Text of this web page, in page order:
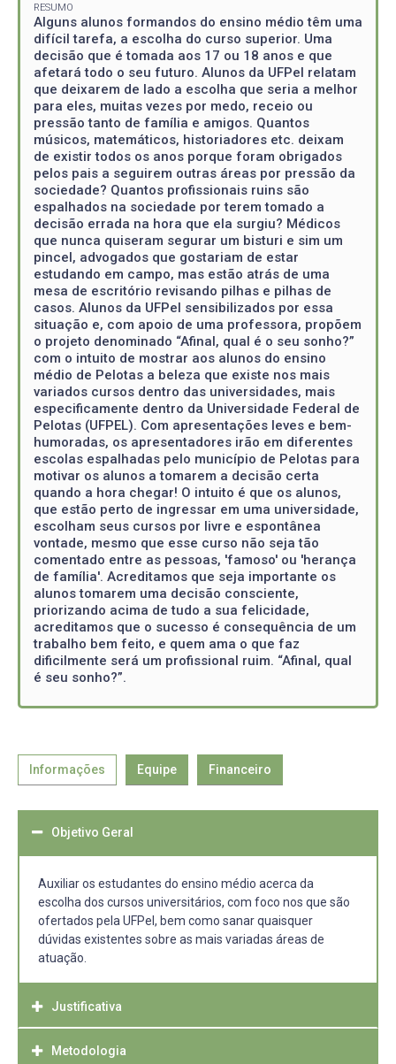
RESUMO
Alguns alunos formandos do ensino médio têm uma
difícil tarefa, a escolha do curso superior. Uma
decisão que é tomada aos 17 ou 18 anos e que
afetará todo o seu futuro. Alunos da UFPel relatam
que deixarem de lado a escolha que seria a melhor
para eles, muitas vezes por medo, receio ou
pressão tanto de família e amigos. Quantos
músicos, matemáticos, historiadores etc. deixam
de existir todos os anos porque foram obrigados
pelos pais a seguirem outras áreas por pressão da
sociedade? Quantos profissionais ruins são
espalhados na sociedade por terem tomado a
decisão errada na hora que ela surgiu? Médicos
que nunca quiseram segurar um bisturi e sim um
pincel, advogados que gostariam de estar
estudando em campo, mas estão atrás de uma
mesa de escritório revisando pilhas e pilhas de
casos. Alunos da UFPel sensibilizados por essa
situação e, com apoio de uma professora, propõem
o projeto denominado “Afinal, qual é o seu sonho?”
com o intuito de mostrar aos alunos do ensino
médio de Pelotas a beleza que existe nos mais
variados cursos dentro das universidades, mais
especificamente dentro da Universidade Federal de
Pelotas (UFPEL). Com apresentações leves e bem-
humoradas, os apresentadores irão em diferentes
escolas espalhadas pelo município de Pelotas para
motivar os alunos a tomarem a decisão certa
quando a hora chegar! O intuito é que os alunos,
que estão perto de ingressar em uma universidade,
escolham seus cursos por livre e espontânea
vontade, mesmo que esse curso não seja tão
comentado entre as pessoas, 'famoso' ou 'herança
de família'. Acreditamos que seja importante os
alunos tomarem uma decisão consciente,
priorizando acima de tudo a sua felicidade,
acreditamos que o sucesso é consequência de um
trabalho bem feito, e quem ama o que faz
dificilmente será um profissional ruim. “Afinal, qual
é seu sonho?”.
Informações Equipe Financeiro
Objetivo Geral
Auxiliar os estudantes do ensino médio acerca da
escolha dos cursos universitários, com foco nos que são
ofertados pela UFPel, bem como sanar quaisquer
dúvidas existentes sobre as mais variadas áreas de
atuação.
Justificativa
Quantos ótimos profissionais são ‘perdidos’ todos os anos
Metodologia